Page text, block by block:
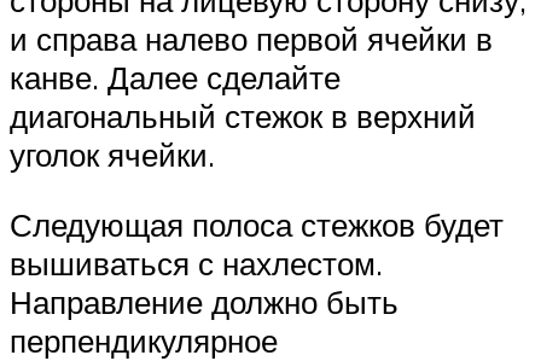
и справа налево первой ячейки в
канве. Далее сделайте
диагональный стежок в верхний
уголок ячейки.
Следующая полоса стежков будет
вышиваться с нахлестом.
Направление должно быть
перпендикулярное